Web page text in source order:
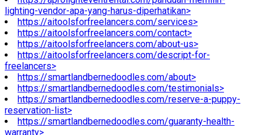
lighting-vendor-apa-yang-harus-diperhatikan>
https://aitoolsforfreelancers.com/services>
https://aitoolsforfreelancers.com/contact>
https://aitoolsforfreelancers.com/about-us>
https://aitoolsforfreelancers.com/descript-for-
freelancers>
https://smartlandbernedoodles.com/about>
https://smartlandbernedoodles.com/testimonials>
https://smartlandbernedoodles.com/reserve-a-puppy-
reservation-list>
https://smartlandbernedoodles.com/guaranty-health-
warranty>